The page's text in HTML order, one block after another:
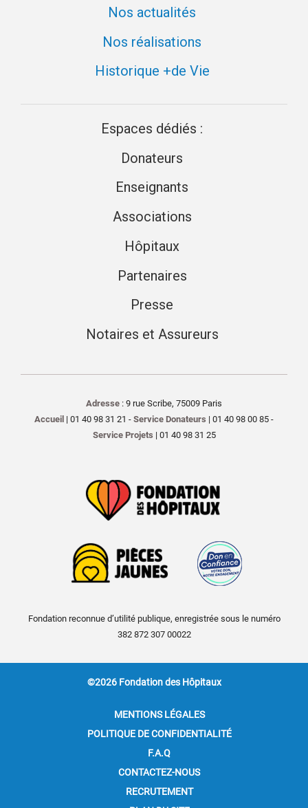
Nos actualités
Nos réalisations
Historique +de Vie
Espaces dédiés :
Donateurs
Enseignants
Associations
Hôpitaux
Partenaires
Presse
Notaires et Assureurs
Adresse : 9 rue Scribe, 75009 Paris
Accueil | 01 40 98 31 21 - Service Donateurs | 01 40 98 00 85 -
Service Projets | 01 40 98 31 25
Fondation reconnue d’utilité publique, enregistrée sous le numéro
382 872 307 00022
©2026 Fondation des Hôpitaux
MENTIONS LÉGALES
POLITIQUE DE CONFIDENTIALITÉ
F.A.Q
CONTACTEZ-NOUS
RECRUTEMENT